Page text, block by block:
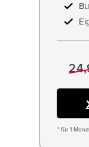
* für 1